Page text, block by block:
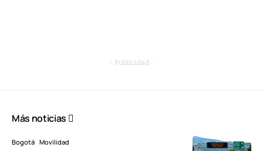
- Publicidad -
Más noticias
Bogotá Movilidad